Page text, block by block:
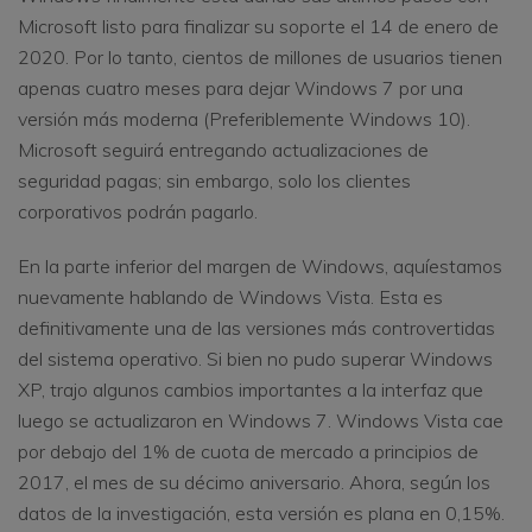
Microsoft listo para finalizar su soporte el 14 de enero de
2020. Por lo tanto, cientos de millones de usuarios tienen
apenas cuatro meses para dejar Windows 7 por una
versión más moderna (Preferiblemente Windows 10).
Microsoft seguirá entregando actualizaciones de
seguridad pagas; sin embargo, solo los clientes
corporativos podrán pagarlo.
En la parte inferior del margen de Windows, aquíestamos
nuevamente hablando de Windows Vista. Esta es
definitivamente una de las versiones más controvertidas
del sistema operativo. Si bien no pudo superar Windows
XP, trajo algunos cambios importantes a la interfaz que
luego se actualizaron en Windows 7. Windows Vista cae
por debajo del 1% de cuota de mercado a principios de
2017, el mes de su décimo aniversario. Ahora, según los
datos de la investigación, esta versión es plana en 0,15%.